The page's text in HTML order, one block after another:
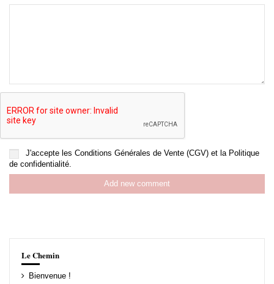
J'accepte les Conditions Générales de Vente (CGV)et la Politique
de confidentialité.
Add new comment
Le Chemin
Bienvenue !